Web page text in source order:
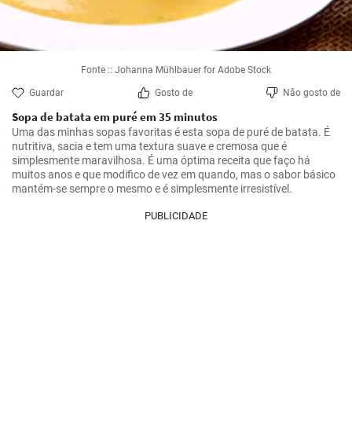
Fonte :: Johanna Mühlbauer for Adobe Stock
Guardar Gosto de Não gosto de
Sopa de batata em puré em 35 minutos
Uma das minhas sopas favoritas é esta sopa de puré de batata. É
nutritiva, sacia e tem uma textura suave e cremosa que é
simplesmente maravilhosa. É uma óptima receita que faço há
muitos anos e que modifico de vez em quando, mas o sabor básico
mantém-se sempre o mesmo e é simplesmente irresistível.
PUBLICIDADE